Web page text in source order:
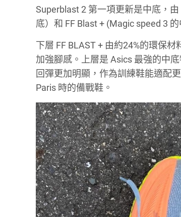
Superblast 2 第一項更新是中底，由
底）和 FF Blast + (Magic speed 3
下層 FF BLAST + 由約24%的環保
加強腳感。上層是 Asics 最強的中
回彈更加明顯，作為訓練鞋能適配
Paris 時的備戰鞋。